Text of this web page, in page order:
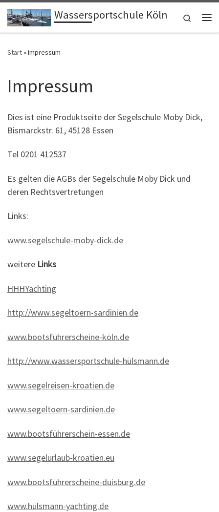
Zum Inhalt springenWassersportschule Köln
Search
Start»Impressum
Impressum
Dies ist eine Produktseite der Segelschule Moby Dick,
Bismarckstr. 61, 45128 Essen
Tel 0201 412537
Es gelten die AGBs der Segelschule Moby Dick und
deren Rechtsvertretungen
Links:
www.segelschule-moby-dick.de
weitere Links
HHHYachting
http://www.segeltoern-sardinien.de
www.bootsführerscheine-köln.de
http://www.wassersportschule-hülsmann.de
www.segelreisen-kroatien.de
www.segeltoern-sardinien.de
www.bootsführerschein-essen.de
www.segelurlaub-kroatien.eu
www.bootsführerscheine-duisburg.de
www.hülsmann-yachting.de